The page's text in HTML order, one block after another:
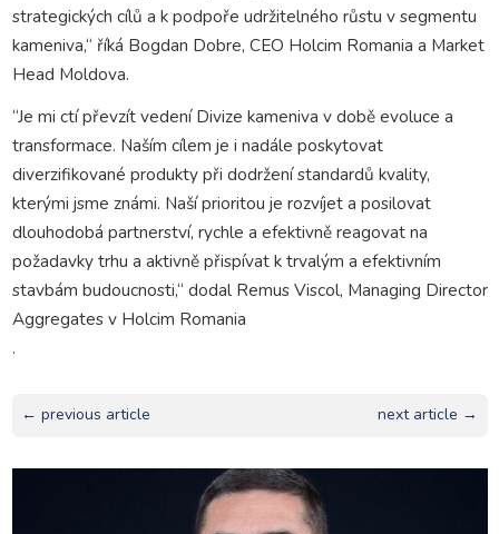
strategických cílů a k podpoře udržitelného růstu v segmentu
kameniva,“ říká Bogdan Dobre, CEO Holcim Romania a Market
Head Moldova.
“Je mi ctí převzít vedení Divize kameniva v době evoluce a
transformace. Naším cílem je i nadále poskytovat
diverzifikované produkty při dodržení standardů kvality,
kterými jsme známi. Naší prioritou je rozvíjet a posilovat
dlouhodobá partnerství, rychle a efektivně reagovat na
požadavky trhu a aktivně přispívat k trvalým a efektivním
stavbám budoucnosti,“ dodal Remus Viscol, Managing Director
Aggregates v Holcim Romania
.
← previous article next article →